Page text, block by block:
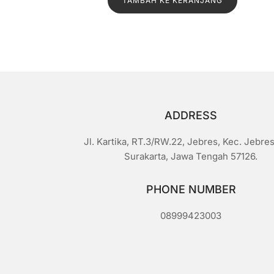
a
Rp1.500. adalah:
ADDRESS
Jl. Kartika, RT.3/RW.22, Jebres, Kec.
Surakarta, Jawa Tengah 57126.
PHONE NUMBER
08999423003